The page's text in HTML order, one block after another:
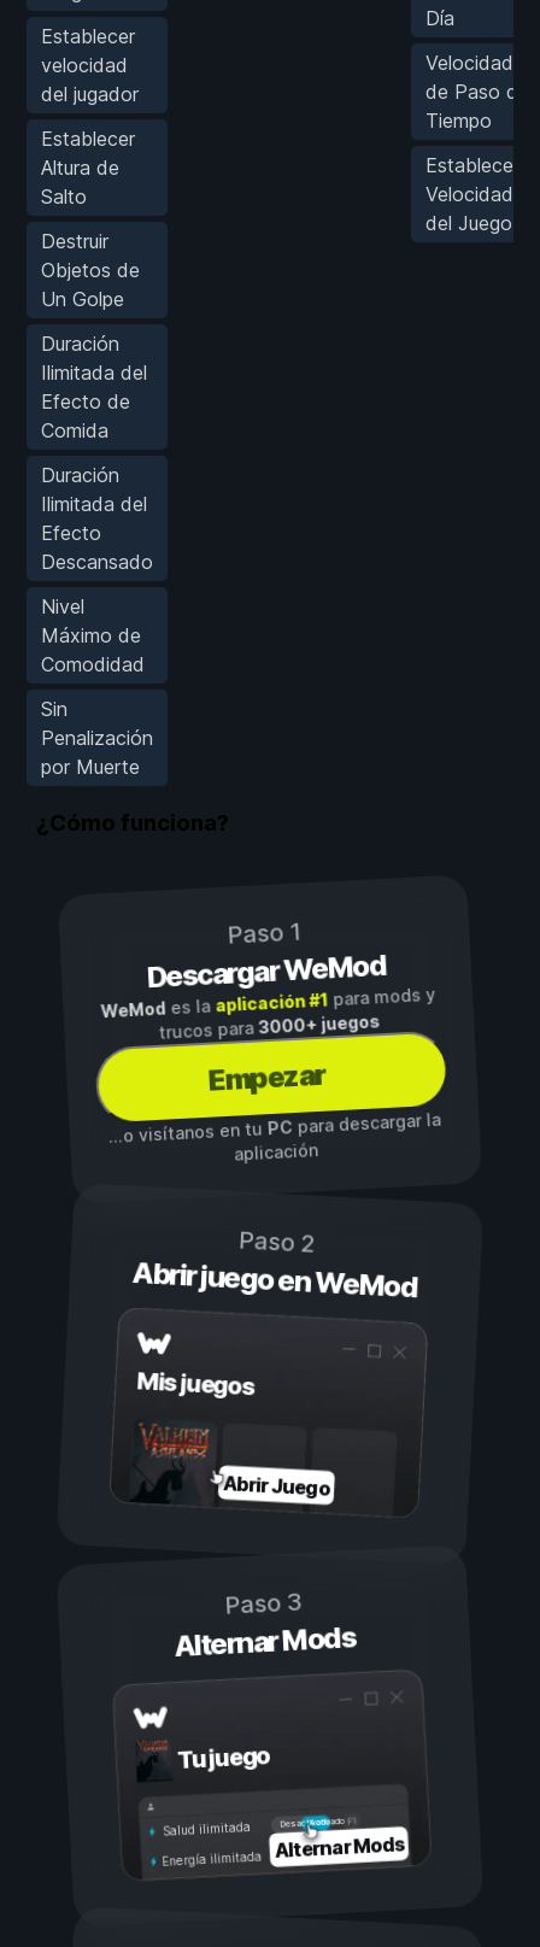
Establecer
velocidad
del jugador
Establecer
Altura de
Salto
Destruir
Objetos de
Un Golpe
Duración
Ilimitada del
Efecto de
Comida
Duración
Ilimitada del
Efecto
Descansado
Nivel
Máximo de
Comodidad
Sin
Penalización
por Muerte
Día
Velocidad
de Paso del
Tiempo
Establecer
Velocidad
del Juego
¿Cómo funciona?
Paso 1
Descargar WeMod
WeMod es la aplicación #1para mods y
trucos para3000+ juegos
Empezar
...o visítanos en tuPCpara descargar la
aplicación
Paso 2
Abrir juego en WeMod
Mis juegos
Abrir Juego
Paso 3
Alternar Mods
Tu juego
Activado
Desactivado
Salud ilimitada
Energía ilimitada Alternar Mods